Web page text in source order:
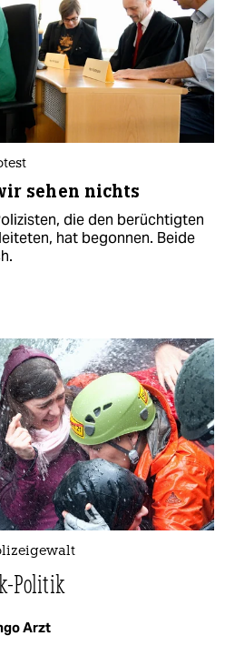
sehen nichts
die den berüchtigten
hat begonnen. Beide
Politik
Arzt